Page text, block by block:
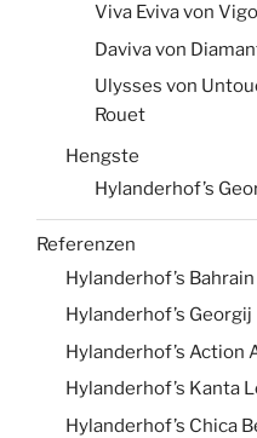
Viva Eviva von
Daviva von
Ulysses von
Rouet
Hengste
Hylanderhof’s
Referenzen
Hylanderhof’s Bahrain
Hylanderhof’s Georgij
Hylanderhof’s Action
Hylanderhof’s Kanta
Hylanderhof’s Chica